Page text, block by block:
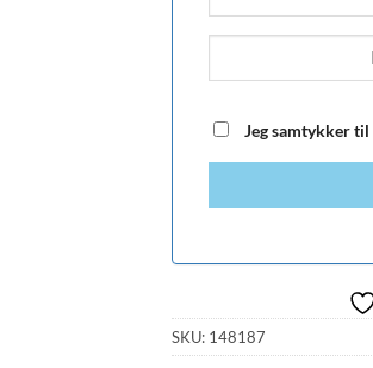
Jeg samtykker til
SKU: 148187